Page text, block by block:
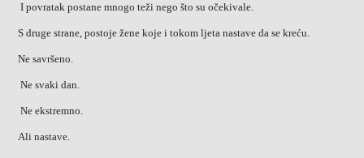
I povratak postane mnogo teži nego što su očekivale.
S druge strane, postoje žene koje i tokom ljeta nastave da se kreću.
Ne savršeno.
Ne svaki dan.
Ne ekstremno.
Ali nastave.